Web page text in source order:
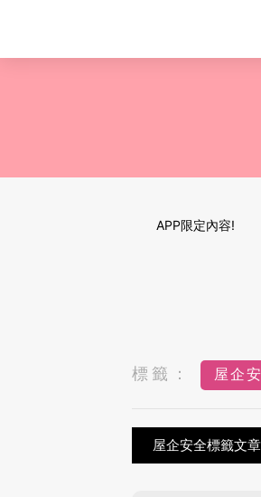
APP限定內容!
標籤： 屋企
屋企安全標籤文